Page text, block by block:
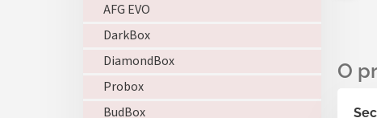
AFG EVO
DarkBox
DiamondBox
Probox
BudBox